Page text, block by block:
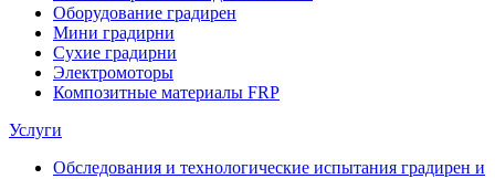
Оборудование градирен
Мини градирни
Сухие градирни
Электромоторы
Композитные материалы FRP
Услуги
Обследования и технологические испытания градирен и